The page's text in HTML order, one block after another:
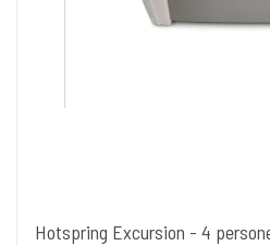
Hotspring Excursion - 4